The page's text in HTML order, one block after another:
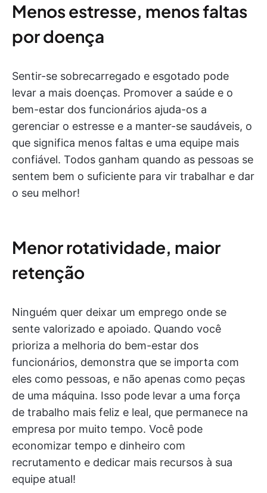
Menos estresse, menos faltas
por doença
Sentir-se sobrecarregado e esgotado pode
levar a mais doenças. Promover a saúde e o
bem-estar dos funcionários ajuda-os a
gerenciar o estresse e a manter-se saudáveis, o
que significa menos faltas e uma equipe mais
confiável. Todos ganham quando as pessoas se
sentem bem o suficiente para vir trabalhar e dar
o seu melhor!
Menor rotatividade, maior
retenção
Ninguém quer deixar um emprego onde se
sente valorizado e apoiado. Quando você
prioriza a melhoria do bem-estar dos
funcionários, demonstra que se importa com
eles como pessoas, e não apenas como peças
de uma máquina. Isso pode levar a uma força
de trabalho mais feliz e leal, que permanece na
empresa por muito tempo. Você pode
economizar tempo e dinheiro com
recrutamento e dedicar mais recursos à sua
equipe atual!